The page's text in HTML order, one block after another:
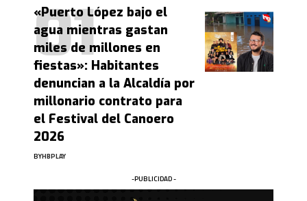
«Puerto López bajo el
agua mientras gastan
miles de millones en
fiestas»: Habitantes
denuncian a la Alcaldía por
millonario contrato para
el Festival del Canoero
2026
BYHBPLAY
-PUBLICIDAD -